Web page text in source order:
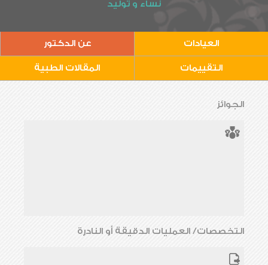
نساء و توليد
العيادات عن الدكتور
التقييمات المقالات الطبية
الجوائز
التخصصات/ العمليات الدقيقة أو النادرة